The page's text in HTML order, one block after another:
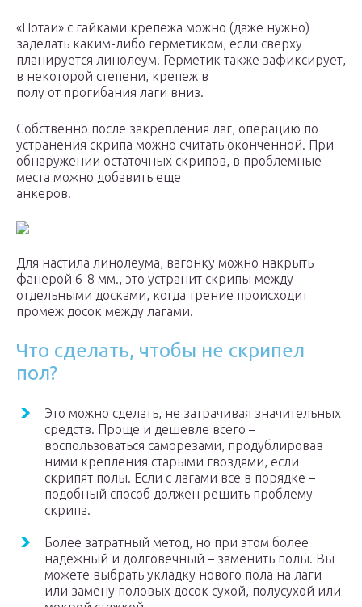
«Потаи» с гайками крепежа можно (даже нужно)
заделать каким-либо герметиком, если сверху
планируется линолеум. Герметик также зафиксирует,
в некоторой степени, крепеж в
полу от прогибания лаги вниз.
Собственно после закрепления лаг, операцию по
устранения скрипа можно считать оконченной. При
обнаружении остаточных скрипов, в проблемные
места можно добавить еще
анкеров.
Для настила линолеума, вагонку можно накрыть
фанерой 6-8 мм., это устранит скрипы между
отдельными досками, когда трение происходит
промеж досок между лагами.
Что сделать, чтобы не скрипел
пол?
Это можно сделать, не затрачивая значительных
средств. Проще и дешевле всего –
воспользоваться саморезами, продублировав
ними крепления старыми гвоздями, если
скрипят полы. Если с лагами все в порядке –
подобный способ должен решить проблему
скрипа.
Более затратный метод, но при этом более
надежный и долговечный – заменить полы. Вы
можете выбрать укладку нового пола на лаги
или замену половых досок сухой, полусухой или